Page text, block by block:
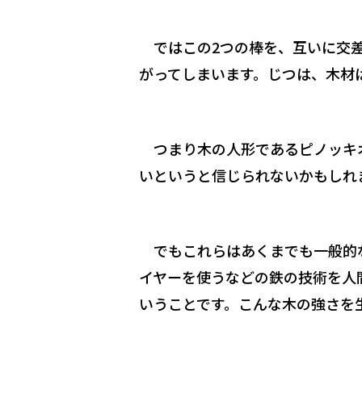
ではこの2つの棒を、互いに交
がってしまいます。じつは、木
つまり木の人形であるピノッ
いというと信じられないかもし
でもこれらはあくまでも一般
イヤーを使うなどの鉄の技術を
いうことです。こんな木の強さ